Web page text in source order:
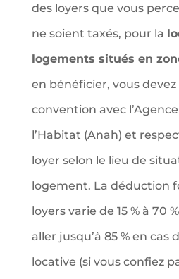
des loyers que vous
ne soient taxés, pour la
logements situés en
en bénéficier, vous
convention avec
l’Habitat (Anah) et
loyer selon le lieu de
logement. La déduction
loyers varie de 15 % à 70
aller jusqu’à 85 % en cas
locative (si vous confiez